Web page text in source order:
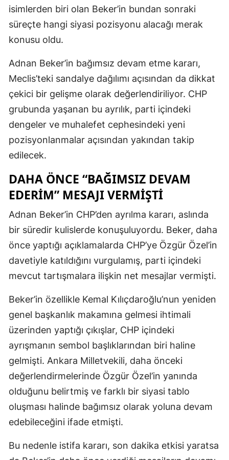
isimlerden biri olan Beker’in bundan sonraki
süreçte hangi siyasi pozisyonu alacağı merak
konusu oldu.
Adnan Beker’in bağımsız devam etme kararı,
Meclis’teki sandalye dağılımı açısından da dikkat
çekici bir gelişme olarak değerlendiriliyor. CHP
grubunda yaşanan bu ayrılık, parti içindeki
dengeler ve muhalefet cephesindeki yeni
pozisyonlanmalar açısından yakından takip
edilecek.
DAHA ÖNCE “BAĞIMSIZ DEVAM
EDERIM” MESAJI VERMIŞTI
Adnan Beker’in CHP’den ayrılma kararı, aslında
bir süredir kulislerde konuşuluyordu. Beker, daha
önce yaptığı açıklamalarda CHP’ye Özgür Özel’in
davetiyle katıldığını vurgulamış, parti içindeki
mevcut tartışmalara ilişkin net mesajlar vermişti.
Beker’in özellikle Kemal Kılıçdaroğlu’nun yeniden
genel başkanlık makamına gelmesi ihtimali
üzerinden yaptığı çıkışlar, CHP içindeki
ayrışmanın sembol başlıklarından biri haline
gelmişti. Ankara Milletvekili, daha önceki
değerlendirmelerinde Özgür Özel’in yanında
olduğunu belirtmiş ve farklı bir siyasi tablo
oluşması halinde bağımsız olarak yoluna devam
edebileceğini ifade etmişti.
Bu nedenle istifa kararı, son dakika etkisi yaratsa